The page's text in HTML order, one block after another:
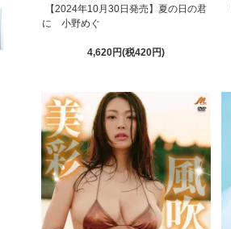
【2024年10月30日発売】夏の日の君
に 小野めぐ
4,620円(税420円)